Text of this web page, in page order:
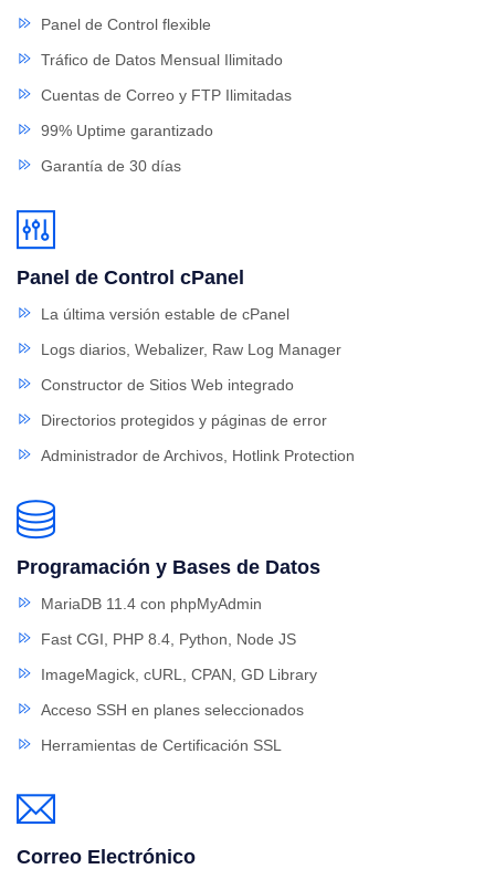
Panel de Control flexible
Tráfico de Datos Mensual Ilimitado
Cuentas de Correo y FTP Ilimitadas
99% Uptime garantizado
Garantía de 30 días
Panel de Control cPanel
La última versión estable de cPanel
Logs diarios, Webalizer, Raw Log Manager
Constructor de Sitios Web integrado
Directorios protegidos y páginas de error
Administrador de Archivos, Hotlink Protection
Programación y Bases de Datos
MariaDB 11.4 con phpMyAdmin
Fast CGI, PHP 8.4, Python, Node JS
ImageMagick, cURL, CPAN, GD Library
Acceso SSH en planes seleccionados
Herramientas de Certificación SSL
Correo Electrónico